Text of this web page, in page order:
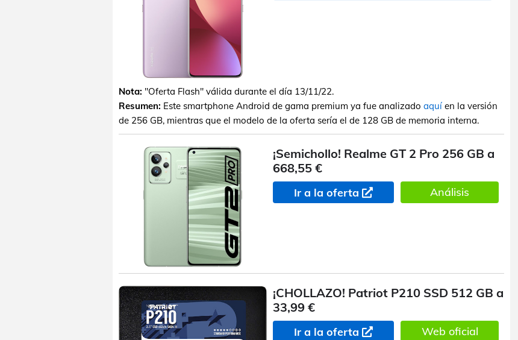
Nota: "Oferta Flash" válida durante el día 13/11/22.
Resumen: Este smartphone Android de gama premium ya fue analizado aquí en la versión
de 256 GB, mientras que el modelo de la oferta sería el de 128 GB de memoria interna.
¡Semichollo! Realme GT 2 Pro 256 GB a
668,55 €
Ir a la oferta Análisis
¡CHOLLAZO! Patriot P210 SSD 512 GB a
33,99 €
Ir a la oferta Web oficial